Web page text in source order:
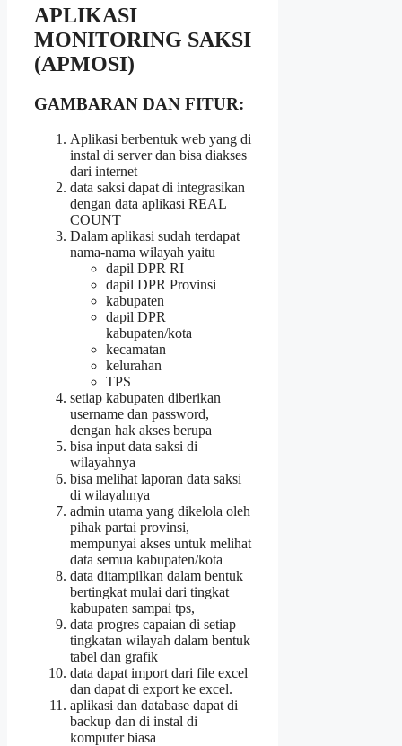
APLIKASI
MONITORING SAKSI
(APMOSI)
GAMBARAN DAN FITUR:
Aplikasi berbentuk web yang di
instal di server dan bisa diakses
dari internet
data saksi dapat di integrasikan
dengan data aplikasi REAL
COUNT
Dalam aplikasi sudah terdapat
nama-nama wilayah yaitu
dapil DPR RI
dapil DPR Provinsi
kabupaten
dapil DPR
kabupaten/kota
kecamatan
kelurahan
TPS
setiap kabupaten diberikan
username dan password,
dengan hak akses berupa
bisa input data saksi di
wilayahnya
bisa melihat laporan data saksi
di wilayahnya
admin utama yang dikelola oleh
pihak partai provinsi,
mempunyai akses untuk melihat
data semua kabupaten/kota
data ditampilkan dalam bentuk
bertingkat mulai dari tingkat
kabupaten sampai tps,
data progres capaian di setiap
tingkatan wilayah dalam bentuk
tabel dan grafik
data dapat import dari file excel
dan dapat di export ke excel.
aplikasi dan database dapat di
backup dan di instal di
komputer biasa